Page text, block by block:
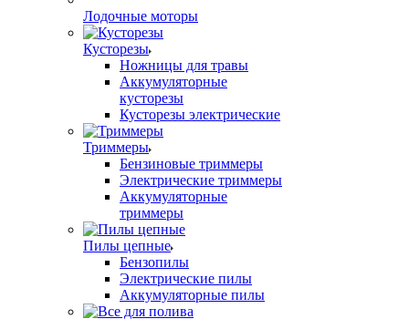
Лодочные моторы
Кусторезы
Ножницы для травы
Аккумуляторные
кусторезы
Кусторезы электрические
Триммеры
Бензиновые триммеры
Электрические триммеры
Аккумуляторные
триммеры
Пилы цепные
Бензопилы
Электрические пилы
Аккумуляторные пилы